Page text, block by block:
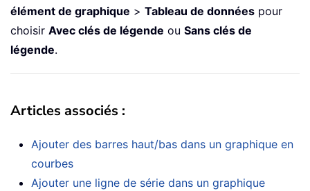
élément de graphique > Tableau de données pour
choisir Avec clés de légende ou Sans clés de
légende.
Articles associés :
Ajouter des barres haut/bas dans un graphique en
courbes
Ajouter une ligne de série dans un graphique